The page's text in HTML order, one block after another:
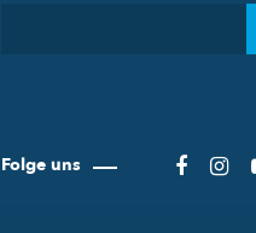
Folge uns